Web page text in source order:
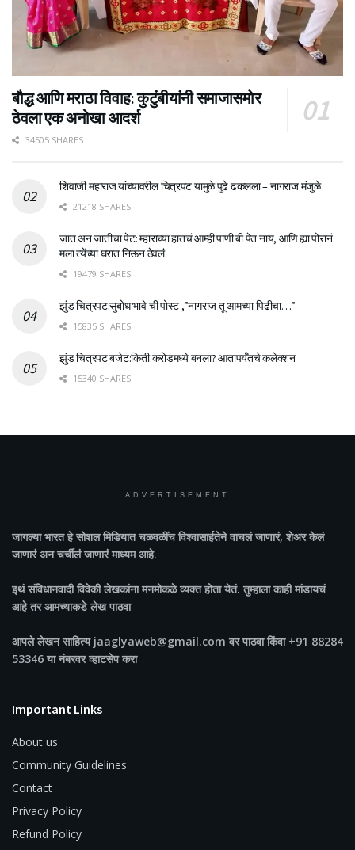
बौद्ध आणि मराठा विवाह: कुटुंबीयांनी समाजासमोर
ठेवला एक अनोखा आदर्श
34505 SHARES
शिवाजी महाराज यांच्यावरील चित्रपट यामुळे पुढे ढकलला – नागराज मंजुळे
21218 SHARES
जात अन जातीचा पेट: म्हाराच्या हातचं आम्ही पाणी बी पेत नाय, आणि ह्या पोरानं
मला त्येंच्या घरात निऊन ठेवलं.
19479 SHARES
झुंड चित्रपट:सुबोध भावे ची पोस्ट ,”नागराज तू आमच्या पिढीचा…”
15835 SHARES
झुंड चित्रपट बजेट:किती करोडमध्ये बनला? आतापर्यँतचे कलेक्शन
15340 SHARES
ADVERTISEMENT
जागल्या भारतहे सोशल मिडियात चळवळींच विश्वासार्हतेने वाचलं जाणारं, शेअर केलं
जाणारं अन चर्चीलं जाणारं माध्यम आहे.
इथं संविधानवादी विवेकी लेखकांना मनमोकळे व्यक्त होता येतं. तुम्हाला काही मांडायचं
आहे तर आमच्याकडे लेख पाठवा
आपले लेखन साहित्य jaaglyaweb@gmail.com वर पाठवा किंवा +91 88284
53346 या नंबरवर व्हाटसेप करा
Important Links
About us
Community Guidelines
Contact
Privacy Policy
Refund Policy